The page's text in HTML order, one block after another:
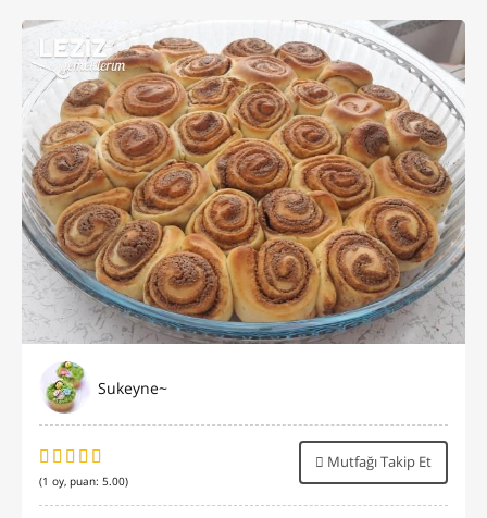
Sukeyne~
(1 oy, puan: 5.00)
Mutfağı Takip Et